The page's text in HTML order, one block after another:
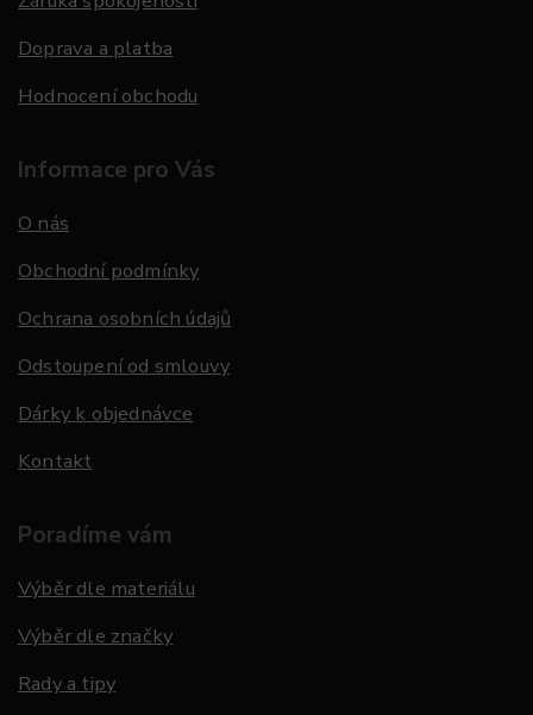
Doprava a platba
Hodnocení obchodu
Informace pro Vás
O nás
Obchodní podmínky
Ochrana osobních údajů
Odstoupení od smlouvy
Dárky k objednávce
Kontakt
Poradíme vám
Výběr dle materiálu
Výběr dle značky
Rady a tipy